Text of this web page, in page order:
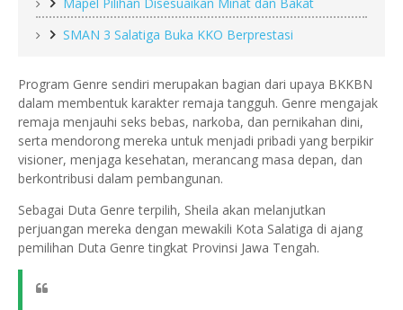
Mapel Pilihan Disesuaikan Minat dan Bakat
SMAN 3 Salatiga Buka KKO Berprestasi
Program Genre sendiri merupakan bagian dari upaya BKKBN
dalam membentuk karakter remaja tangguh. Genre mengajak
remaja menjauhi seks bebas, narkoba, dan pernikahan dini,
serta mendorong mereka untuk menjadi pribadi yang berpikir
visioner, menjaga kesehatan, merancang masa depan, dan
berkontribusi dalam pembangunan.
Sebagai Duta Genre terpilih, Sheila akan melanjutkan
perjuangan mereka dengan mewakili Kota Salatiga di ajang
pemilihan Duta Genre tingkat Provinsi Jawa Tengah.